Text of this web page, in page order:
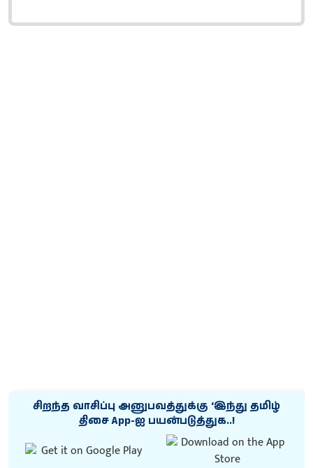
சிறந்த வாசிப்பு அனுபவத்துக்கு ‘இந்து தமிழ்
திசை App-ஐ பயன்படுத்துக..!